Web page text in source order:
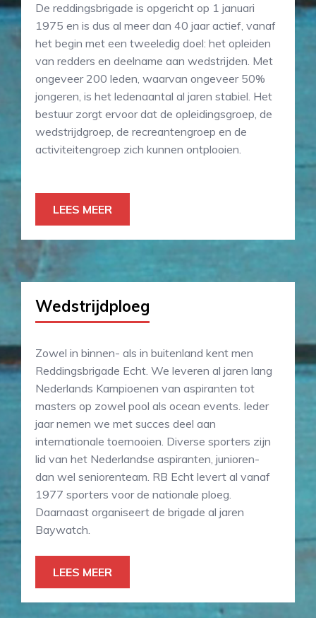
De reddingsbrigade is opgericht op 1 januari
1975 en is dus al meer dan 40 jaar actief, vanaf
het begin met een tweeledig doel: het opleiden
van redders en deelname aan wedstrijden. Met
ongeveer 200 leden, waarvan ongeveer 50%
jongeren, is het ledenaantal al jaren stabiel. Het
bestuur zorgt ervoor dat de opleidingsgroep, de
wedstrijdgroep, de recreantengroep en de
activiteitengroep zich kunnen ontplooien.
LEES MEER
Wedstrijdploeg
Zowel in binnen- als in buitenland kent men
Reddingsbrigade Echt. We leveren al jaren lang
Nederlands Kampioenen van aspiranten tot
masters op zowel pool als ocean events. Ieder
jaar nemen we met succes deel aan
internationale toernooien. Diverse sporters zijn
lid van het Nederlandse aspiranten, junioren-
dan wel seniorenteam. RB Echt levert al vanaf
1977 sporters voor de nationale ploeg.
Daarnaast organiseert de brigade al jaren
Baywatch.
LEES MEER